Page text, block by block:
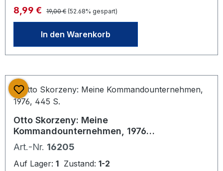
Erschienen: 1965, Einband: Leinen,
Sprache: Deutsch, Zustand: leichte
Gebrauchsspuren, Beschreibung:
Fallschirmspringer
Verkaufspreis:
8,99 € Regulärer Preis:
19,00 € (52.68% gespart)
In den Warenkorb
Otto Skorzeny: Meine
Kommandounternehmen, 1976,
445 S.
Art.-Nr. 16205
Auf Lager: 1 Zustand: 1-2